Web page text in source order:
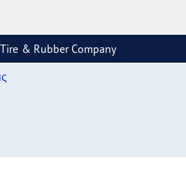
& Rubber Company